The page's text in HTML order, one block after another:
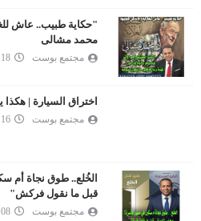
"حكاية طبيب.. عاش
محمد مشالى
مجتمع بوست 18 يونيو 2026
اختراق السيارة |
مجتمع بوست 16 يونيو 2026
الخُلع.. طوق نجاة أم
قبل ما نقول فركش"
مجتمع بوست 08 يونيو 2026